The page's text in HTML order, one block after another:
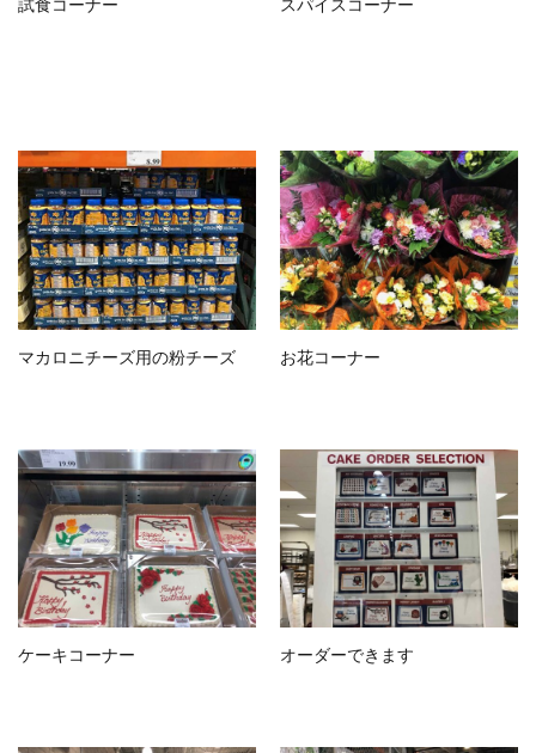
試食コーナー スパイスコーナー
マカロニチーズ用の粉チーズ お花コーナー
ケーキコーナー オーダーできます